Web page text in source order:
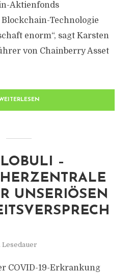
Aktienfonds
Technologie
enorm“, sagt Karsten
von Chainberry Asset
–
UNSERIÖSEN
Lesedauer
COVID-19-Erkrankung